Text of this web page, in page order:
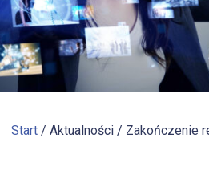
Start / Aktualności / Zakończenie